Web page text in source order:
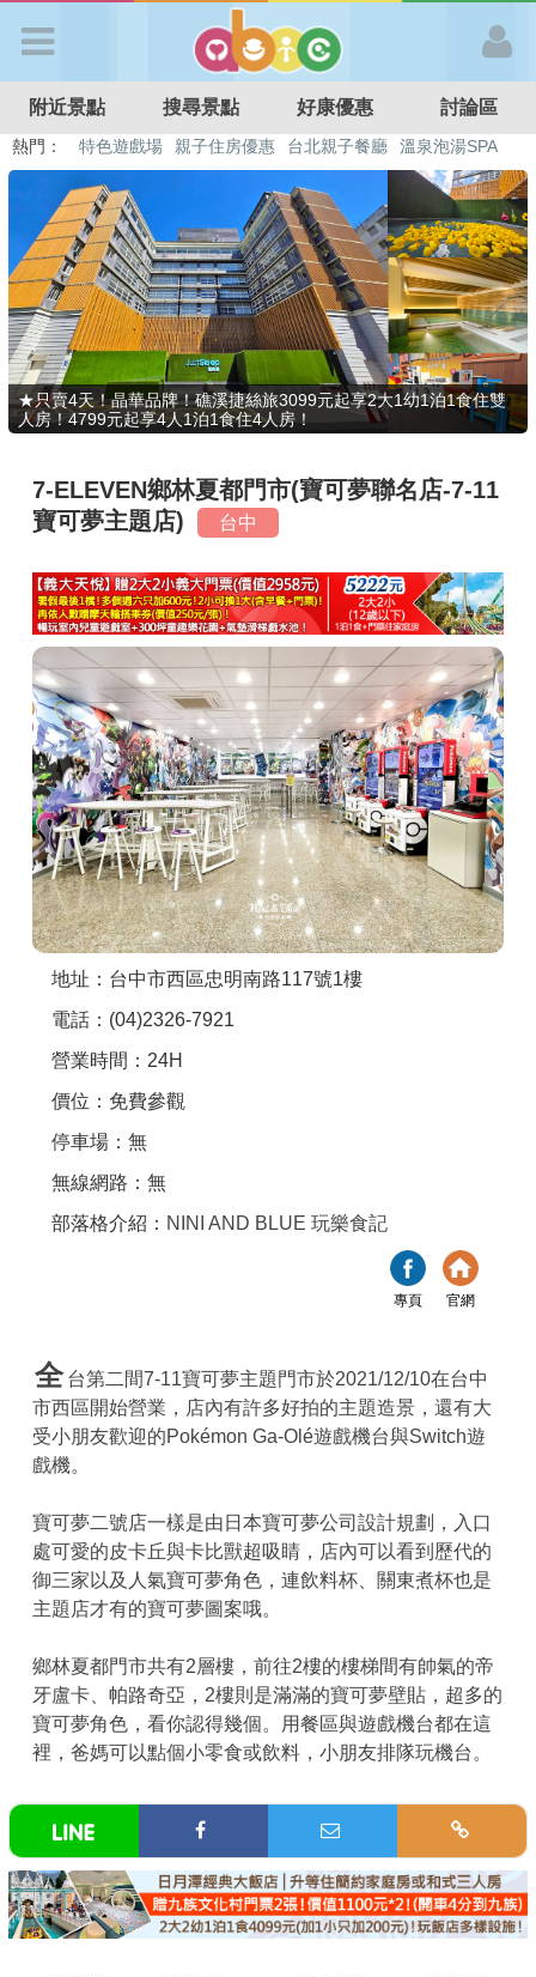
APP登入
首 頁
搜尋景點
好康優惠
最新消息
最新留言
商家合作
推薦景點
討論區
聯絡我們
APP下載
附近景點 搜尋景點 好康優惠 討論區
熱門： 特色遊戲場 親子住房優惠 台北親子餐廳
溫泉泡湯SPA
溜滑梯民宿
觀光工廠 DIY摘果 日本親子景點
★只賣4天！晶華品牌！礁溪捷絲旅3099元起享2大1幼1泊1食住雙
人房！4799元起享4人1泊1食住4人房！
7-ELEVEN鄉林夏都門市(寶可夢聯名店-7-11
寶可夢主題店)
台中
地址：台中市西區忠明南路117號1樓
電話：(04)2326-7921
營業時間：24H
價位：免費參觀
停車場：無
無線網路：無
部落格介紹： NINI AND BLUE 玩樂食記
專頁 官網
全 台第二間7-11寶可夢主題門市於2021/12/10在台中
市西區開始營業，店內有許多好拍的主題造景，還有大
受小朋友歡迎的Pokémon Ga-Olé遊戲機台與Switch遊
戲機。
寶可夢二號店一樣是由日本寶可夢公司設計規劃，入口
處可愛的皮卡丘與卡比獸超吸睛，店內可以看到歷代的
御三家以及人氣寶可夢角色，連飲料杯、關東煮杯也是
主題店才有的寶可夢圖案哦。
鄉林夏都門市共有2層樓，前往2樓的樓梯間有帥氣的帝
牙盧卡、帕路奇亞，2樓則是滿滿的寶可夢壁貼，超多的
寶可夢角色，看你認得幾個。用餐區與遊戲機台都在這
裡，爸媽可以點個小零食或飲料，小朋友排隊玩機台。